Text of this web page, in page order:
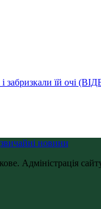
забризкали їй очі
новини
Адміністрація